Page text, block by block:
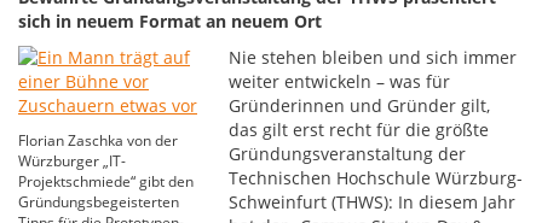
sich in neuem Format an neuem Ort
Florian Zaschka von der
Würzburger „IT-
Projektschmiede“ gibt den
Gründungsbegeisterten
Nie stehen bleiben und sich immer
weiter entwickeln – was für
Gründerinnen und Gründer gilt,
das gilt erst recht für die größte
Gründungsveranstaltung der
Technischen Hochschule Würzburg-
Schweinfurt (THWS): In diesem Jahr